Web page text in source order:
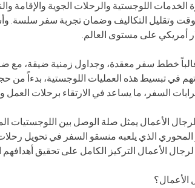
الخدمات اللوجستية والرحلات الجوية
وتقليل التكاليف وضمان تجربة سفر سلسة.
خطط سفر معقدة، وجداول زمنية ضيقة، مع
في تبسيط هذه العمليات اللوجستية، بدءاً من
السفر، ما يساعد في الارتقاء برحلات العمل
الأعمال يمثل صلة الوصل بين اللوجستيات
المحوري الذي يلعبه منسقو السفر في تحويل
لرجال الأعمال التركيز الكامل على تحقيق أهدافهم